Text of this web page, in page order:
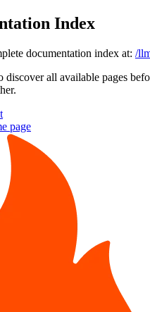
Index
documentation index at: /
discover all available pages
page